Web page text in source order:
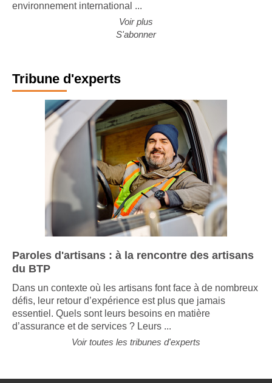
environnement international ...
Voir plus
S'abonner
Tribune d'experts
Paroles d'artisans : à la rencontre des artisans
du BTP
Dans un contexte où les artisans font face à de nombreux
défis, leur retour d’expérience est plus que jamais
essentiel. Quels sont leurs besoins en matière
d’assurance et de services ? Leurs ...
Voir toutes les tribunes d'experts